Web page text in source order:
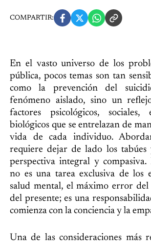
COMPARTIR:
En el vasto universo de los
pública, pocos temas son tan
como la prevención del
fenómeno aislado, sino un
factores psicológicos, sociales,
biológicos que se entrelazan de
vida de cada individuo.
requiere dejar de lado los
perspectiva integral y compasiva.
no es una tarea exclusiva de los
salud mental, el máximo error del
del presente; es una
comienza con la conciencia y la
Una de las consideraciones más